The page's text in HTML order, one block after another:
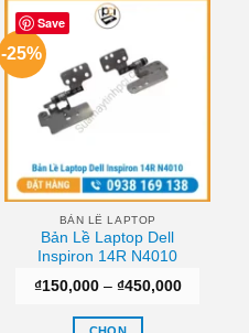
này
có
nhiều
biến
thể.
chọn
có
thể
được
chọn
trên
Save
-25%
BẢN LỀ LAPTOP
Bản Lề Laptop Dell
Inspiron 14R N4010
₫150,000 – ₫450,000Khoảng
CHỌN